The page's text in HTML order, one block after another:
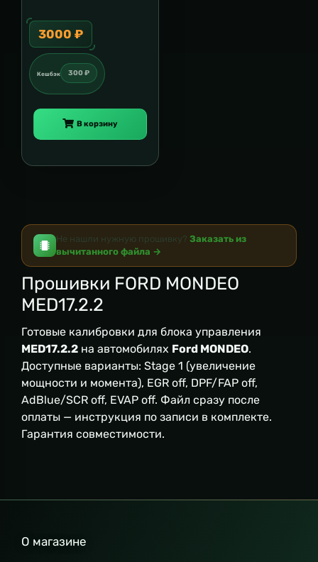
3000 ₽
Кешбэк 300 ₽
В корзину
Не нашли нужную прошивку? Заказать из
вычитанного файла →
Прошивки FORD MONDEO
MED17.2.2
Готовые калибровки для блока управления
MED17.2.2 на автомобилях Ford MONDEO.
Доступные варианты: Stage 1 (увеличение
мощности и момента), EGR off, DPF/FAP off,
AdBlue/SCR off, EVAP off. Файл сразу после
оплаты — инструкция по записи в комплекте.
Гарантия совместимости.
О магазине